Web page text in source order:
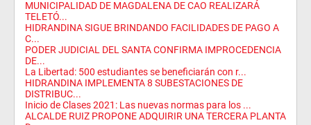
MUNICIPALIDAD DE MAGDALENA DE CAO REALIZARÁ
TELETÓ...
HIDRANDINA SIGUE BRINDANDO FACILIDADES DE PAGO A
C...
PODER JUDICIAL DEL SANTA CONFIRMA IMPROCEDENCIA
DE...
La Libertad: 500 estudiantes se beneficiarán con r...
HIDRANDINA IMPLEMENTA 8 SUBESTACIONES DE
DISTRIBUC...
Inicio de Clases 2021: Las nuevas normas para los ...
ALCALDE RUIZ PROPONE ADQUIRIR UNA TERCERA PLANTA